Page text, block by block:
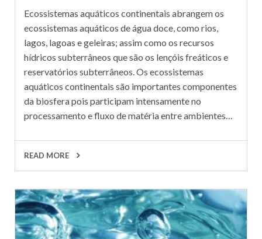
Ecossistemas aquáticos continentais abrangem os
ecossistemas aquáticos de água doce, como rios,
lagos, lagoas e geleiras; assim como os recursos
hídricos subterrâneos que são os lençóis freáticos e
reservatórios subterrâneos. Os ecossistemas
aquáticos continentais são importantes componentes
da biosfera pois participam intensamente no
processamento e fluxo de matéria entre ambientes…
READ MORE